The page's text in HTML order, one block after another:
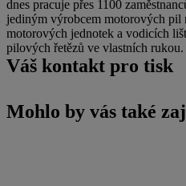
dnes pracuje přes 1100
jediným výrobcem motorových pil
motorových jednotek a vodicích
pilových řetězů ve vlastních rukou.
Váš kontakt pro tisk
Mohlo by vás také